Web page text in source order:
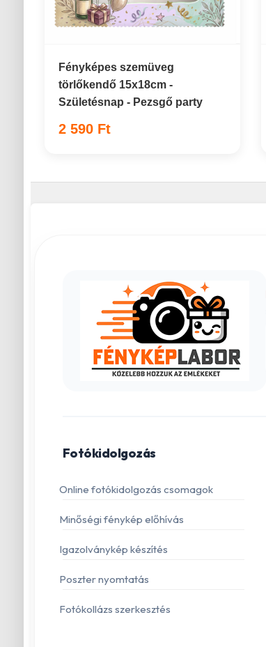
Fényképes szemüveg
törlőkendő 15x18cm -
Születésnap - Pezsgő party
2 590 Ft
Fotókidolgozás
Online fotókidolgozás csomagok
Minőségi fénykép előhívás
Igazolványkép készítés
Poszter nyomtatás
Fotókollázs szerkesztés